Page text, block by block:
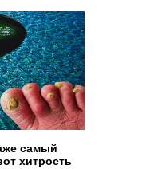
самый
хитрость